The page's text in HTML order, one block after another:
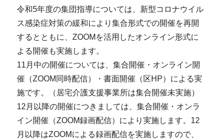
令和5年度の集団指導については、新型コロナウイル
ス感染症対策の緩和により集合形式での開催を再開
するとともに、ZOOMを活用したオンライン形式に
よる開催も実施します。
11月中の開催については、集合開催・オンライン開
催（ZOOM同時配信）・書面開催（区HP）による実
施です。（居宅介護支援事業所は集合開催未実施）
12月以降の開催につきましては、集合開催・オンラ
イン開催（ZOOM録画配信）により実施します。12
月以降はZOOMによる録画配信を実施しますので、